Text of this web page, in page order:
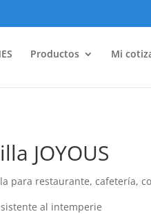
Productos Mi
JOYOUS
para restaurante, cafetería,
al intemperie